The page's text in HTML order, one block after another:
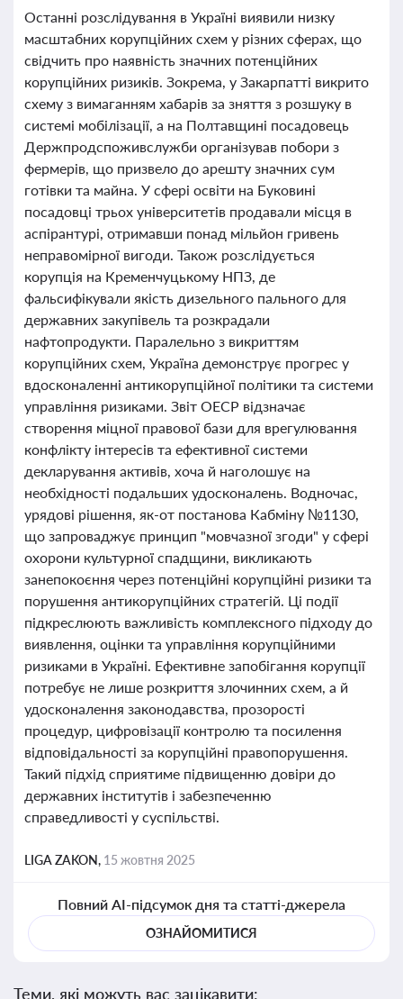
Останні розслідування в Україні виявили низку
масштабних корупційних схем у різних сферах, що
свідчить про наявність значних потенційних
корупційних ризиків. Зокрема, у Закарпатті викрито
схему з вимаганням хабарів за зняття з розшуку в
системі мобілізації, а на Полтавщині посадовець
Держпродспоживслужби організував побори з
фермерів, що призвело до арешту значних сум
готівки та майна. У сфері освіти на Буковині
посадовці трьох університетів продавали місця в
аспірантурі, отримавши понад мільйон гривень
неправомірної вигоди. Також розслідується
корупція на Кременчуцькому НПЗ, де
фальсифікували якість дизельного пального для
державних закупівель та розкрадали
нафтопродукти. Паралельно з викриттям
корупційних схем, Україна демонструє прогрес у
вдосконаленні антикорупційної політики та системи
управління ризиками. Звіт ОЕСР відзначає
створення міцної правової бази для врегулювання
конфлікту інтересів та ефективної системи
декларування активів, хоча й наголошує на
необхідності подальших удосконалень. Водночас,
урядові рішення, як-от постанова Кабміну №1130,
що запроваджує принцип "мовчазної згоди" у сфері
охорони культурної спадщини, викликають
занепокоєння через потенційні корупційні ризики та
порушення антикорупційних стратегій. Ці події
підкреслюють важливість комплексного підходу до
виявлення, оцінки та управління корупційними
ризиками в Україні. Ефективне запобігання корупції
потребує не лише розкриття злочинних схем, а й
удосконалення законодавства, прозорості
процедур, цифровізації контролю та посилення
відповідальності за корупційні правопорушення.
Такий підхід сприятиме підвищенню довіри до
державних інститутів і забезпеченню
справедливості у суспільстві.
LIGA ZAKON, 15 жовтня 2025
Повний AI-підсумок дня та статті-джерела
ОЗНАЙОМИТИСЯ
Теми, які можуть вас зацікавити: